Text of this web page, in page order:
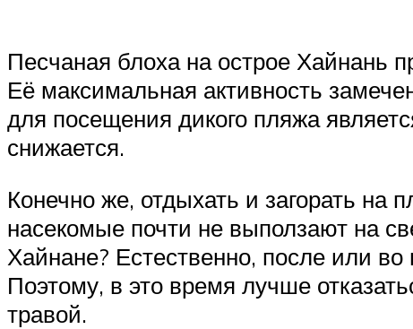
Песчаная блоха на острое Хайнань
Её максимальная активность
для посещения дикого пляжа
снижается.
Конечно же, отдыхать и загорать на
насекомые почти не выползают на
Хайнане? Естественно, после или
Поэтому, в это время лучше
травой.